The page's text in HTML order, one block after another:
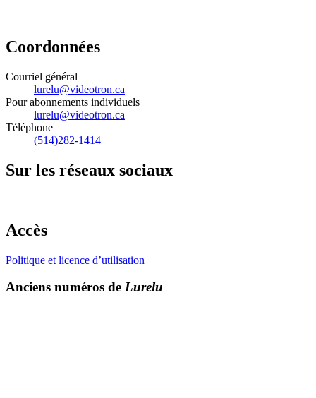
Coordonnées
Courriel général
lurelu@videotron.ca
Pour abonnements individuels
lurelu@videotron.ca
Téléphone
(514)282-1414
Sur les réseaux sociaux
Accès
Politique et licence d’utilisation
Anciens numéros de Lurelu